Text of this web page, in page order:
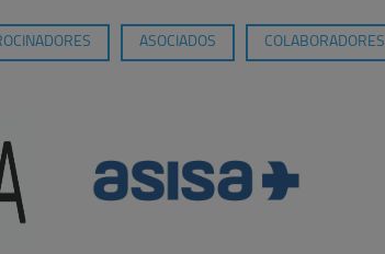
ASOCIADOS COLABORADORES